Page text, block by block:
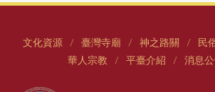
文化資源 / 臺灣寺廟 / 神之路關 / 民
華人宗教 / 平臺介紹 / 消息